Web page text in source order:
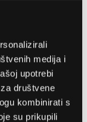
medija i
upotrebi
društvene
kombinirati s
su prikupili